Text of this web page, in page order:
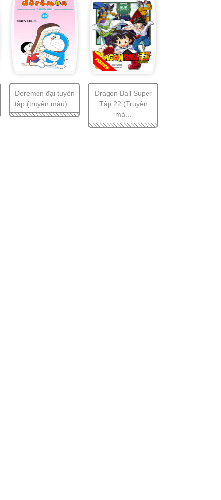
Doremon đại tuyển
tập (truyện màu) ...
Dragon Ball Super
Tập 22 (Truyện
mà...